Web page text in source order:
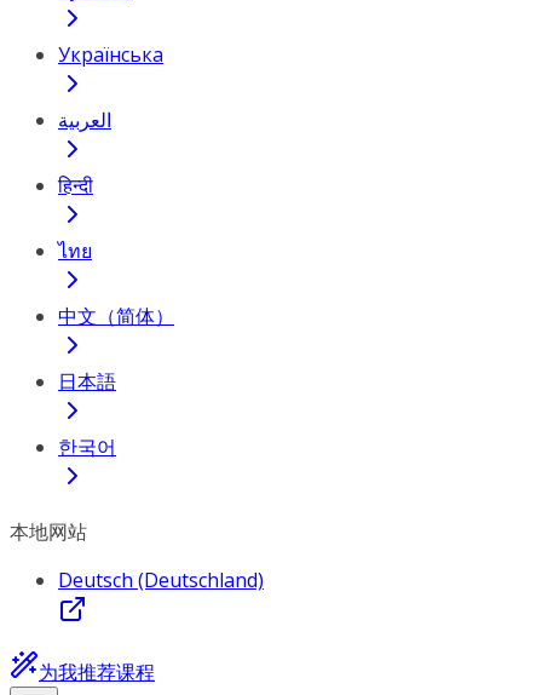
Українська
العربية
हिन्दी
ไทย
中文（简体）
日本語
한국어
本地网站
Deutsch (Deutschland)
为我推荐课程